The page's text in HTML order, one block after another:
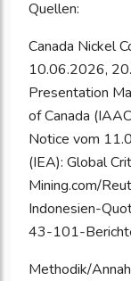
Quellen:
Canada Nickel
10.06.2026,
Presentation
of Canada
Notice vom
(IEA): Global
Mining.com/
Indonesien-
43-101-
Methodik/